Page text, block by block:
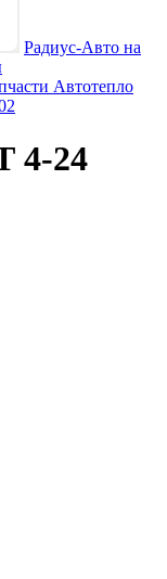
Радиус-Авто на
Автотепло
4-24